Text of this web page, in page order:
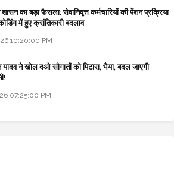
का बड़ा फैसला: सेवानिवृत्त कर्मचारियों की पेंशन प्रक्रिया
में हुए क्रांतिकारी बदलाव
10:20:00 PM
यादव ने खोल दओ सौगातों को पिटारा, भैया, बदल जाएगी
07:25:00 PM